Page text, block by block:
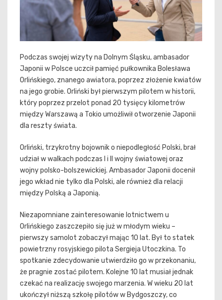
Podczas swojej wizyty na Dolnym Śląsku, ambasador
Japonii w Polsce uczcił pamięć pułkownika Bolesława
Orlińskiego, znanego awiatora, poprzez złożenie kwiatów
na jego grobie. Orliński był pierwszym pilotem w historii,
który poprzez przelot ponad 20 tysięcy kilometrów
między Warszawą a Tokio umożliwił otworzenie Japonii
dla reszty świata.
Orliński, trzykrotny bojownik o niepodległość Polski, brał
udział w walkach podczas I i II wojny światowej oraz
wojny polsko-bolszewickiej. Ambasador Japonii docenił
jego wkład nie tylko dla Polski, ale również dla relacji
między Polską a Japonią.
Niezapomniane zainteresowanie lotnictwem u
Orlińskiego zaszczepiło się już w młodym wieku –
pierwszy samolot zobaczył mając 10 lat. Był to statek
powietrzny rosyjskiego pilota Sergieja Utoczkina. To
spotkanie zdecydowanie utwierdziło go w przekonaniu,
że pragnie zostać pilotem. Kolejne 10 lat musiał jednak
czekać na realizację swojego marzenia. W wieku 20 lat
ukończył niższą szkołę pilotów w Bydgoszczy, co